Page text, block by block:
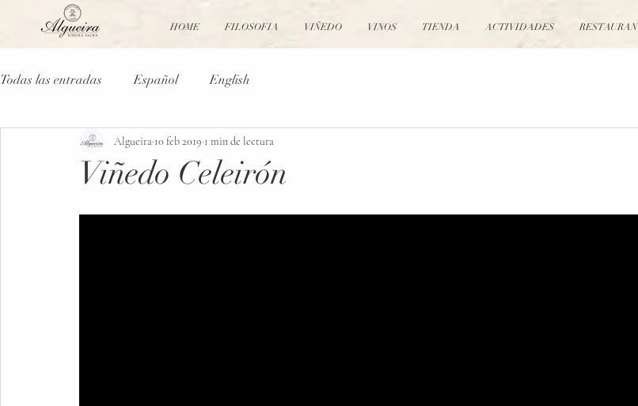
HOME FILOSOFIA VIÑEDO VINOS TIENDA ACTIVIDADES
Todas las entradas Español English
Viñedo Celeirón
Algueira 10 feb 2019 1 min de lectura